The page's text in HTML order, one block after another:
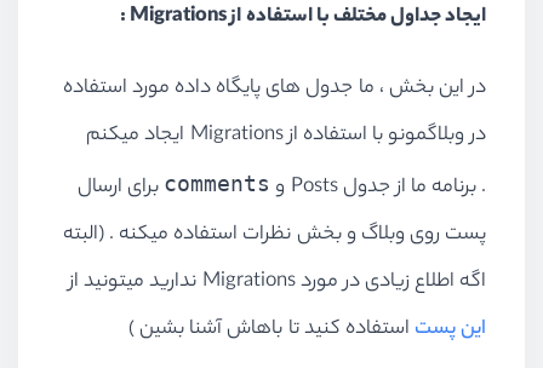
ایجاد جداول مختلف با استفاده از Migrations :
در این بخش ، ما جدول های پایگاه داده مورد استفاده
در وبلاگمونو با استفاده از Migrations ایجاد میکنم
. برنامه ما از جدول Posts و
comments برای ارسال
پست روی وبلاگ و بخش نظرات استفاده میکنه . (البته
اگه اطلاع زیادی در مورد Migrations ندارید میتونید از
این پست استفاده کنید تا باهاش آشنا بشین )